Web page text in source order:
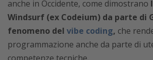
anche in Occidente, come dimostrano
Windsurf (ex Codeium) da parte di
fenomeno del vibe coding, che
programmazione anche da parte di